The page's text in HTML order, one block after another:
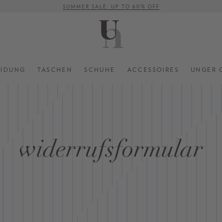
SUMMER SALE: UP TO 60% OFF
TASCHEN SCHUHE ACCESSOIRES UNGER
widerrufsformular